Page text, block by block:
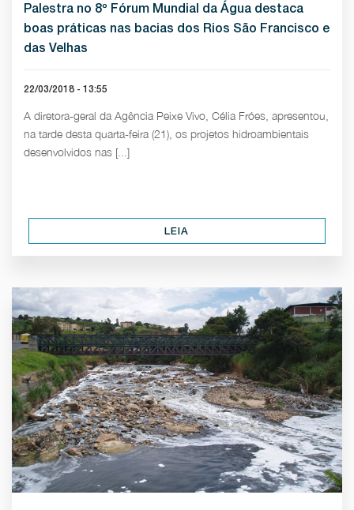
Palestra no 8º Fórum Mundial da Água destaca
boas práticas nas bacias dos Rios São Francisco e
das Velhas
22/03/2018 - 13:55
A diretora-geral da Agência Peixe Vivo, Célia Fróes, apresentou,
na tarde desta quarta-feira (21), os projetos hidroambientais
desenvolvidos nas [...]
LEIA